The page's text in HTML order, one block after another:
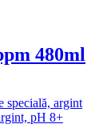
480ml